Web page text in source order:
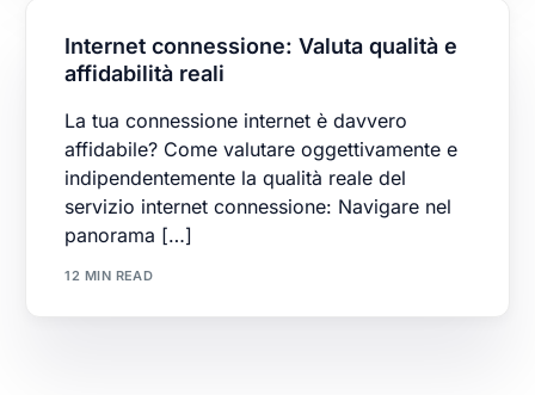
Internet connessione: Valuta qualità e
affidabilità reali
La tua connessione internet è davvero
affidabile? Come valutare oggettivamente e
indipendentemente la qualità reale del
servizio internet connessione: Navigare nel
panorama […]
12 MIN READ